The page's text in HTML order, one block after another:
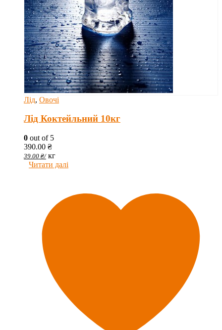
Лід, Овочі
Лід Коктейльний 10кг
0 out of 5
390.00 ₴
39.00 ₴/ кг
Читати далі